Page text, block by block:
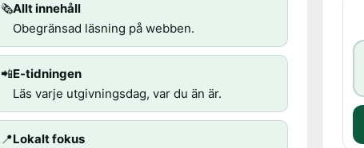
🗞️Allt innehåll
Obegränsad läsning på webben.
📲E-tidningen
Läs varje utgivningsdag, var du än är.
📍Lokalt fokus